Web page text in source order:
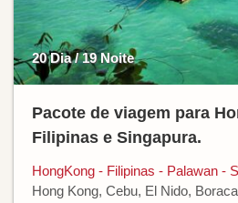
20 Dia / 19 Noite
Pacote de viagem para
Filipinas e Singapura.
HongKong - Filipinas - Palawan -
Hong Kong, Cebu, El Nido,